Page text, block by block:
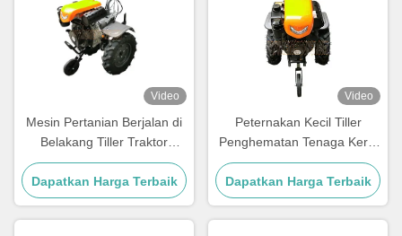
Video
Mesin Pertanian Berjalan di
Belakang Tiller Traktor
Pertanian 10hp Dua Roda
Traktor Diesel Mini
Dapatkan Harga Terbaik
Video
Peternakan Kecil Tiller
Penghematan Tenaga Kerja
dengan Mesin Diesel 9HP
dan pegangan diatur
Dapatkan Harga Terbaik